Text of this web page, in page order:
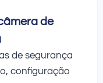
de
de segurança
configuração